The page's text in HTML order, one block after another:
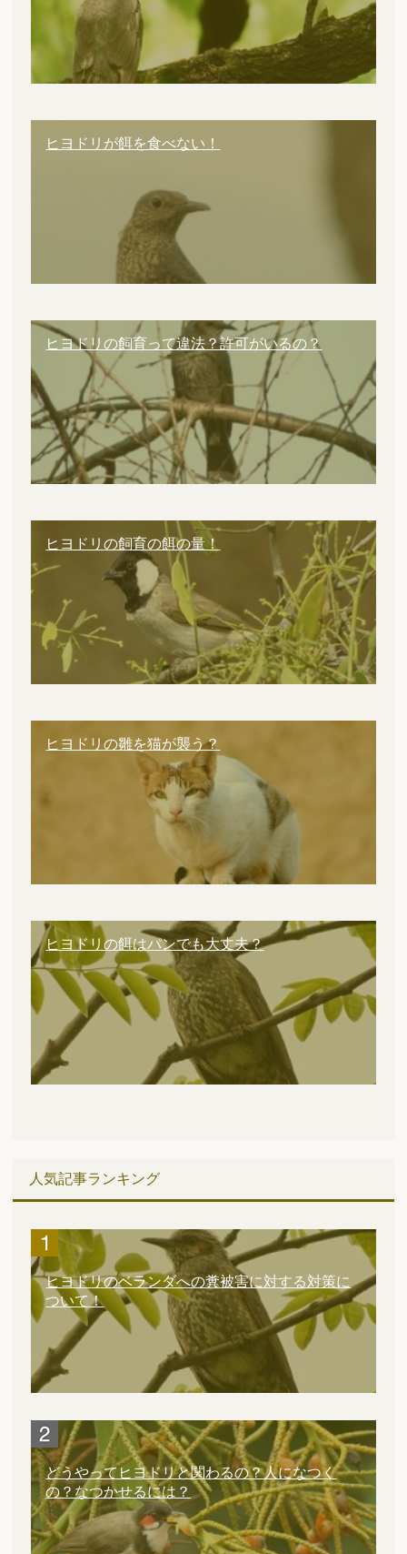
ヒヨドリが餌を食べない！
ヒヨドリの飼育って違法？許可がいるの？
ヒヨドリの飼育の餌の量！
ヒヨドリの雛を猫が襲う？
ヒヨドリの餌はパンでも大丈夫？
人気記事ランキング
ヒヨドリのベランダへの糞被害に対する対策に
ついて！
どうやってヒヨドリと関わるの？人になつく
の？なつかせるには？